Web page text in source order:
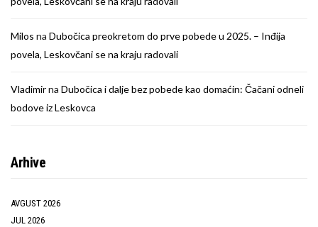
Milos na Dubočica preokretom do prve pobede u 2025. – Inđija
povela, Leskovčani se na kraju radovali
Vladimirna Dubočica i dalje bez pobede kao domaćin: Čačani odneli
bodove iz Leskovca
Arhive
AVGUST 2026
JUL 2026